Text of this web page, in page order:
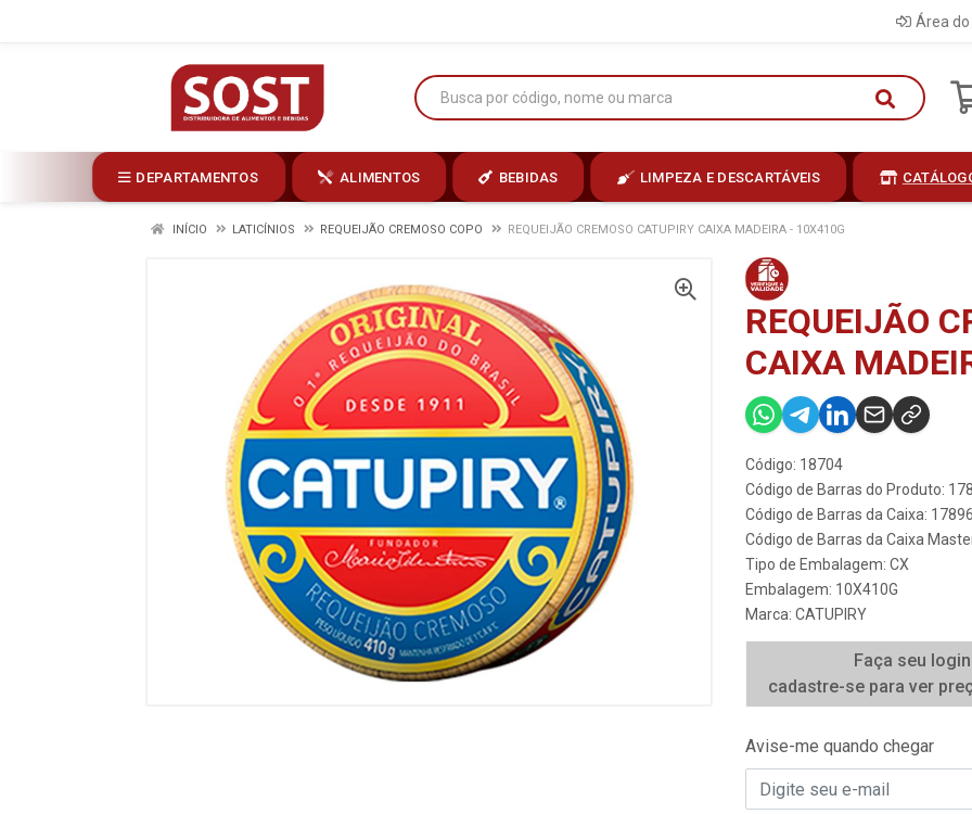
Área
DEPARTAMENTOS ALIMENTOS BEBIDAS LIMPEZA E DESCARTÁVEIS
INÍCIO LATICÍNIOS REQUEIJÃO CREMOSO COPO REQUEIJÃO CREMOSO CATUPIRY CAIXA MADEIRA - 10X410G
REQUEIJÃO
CAIXA
Código: 18704
Código de Barras do Produto:
Código de Barras da Caixa:
Código de Barras da Caixa
Tipo de Embalagem: CX
Embalagem: 10X410G
Marca: CATUPIRY
Faça seu
cadastre-se para ver
Avise-me quando chegar